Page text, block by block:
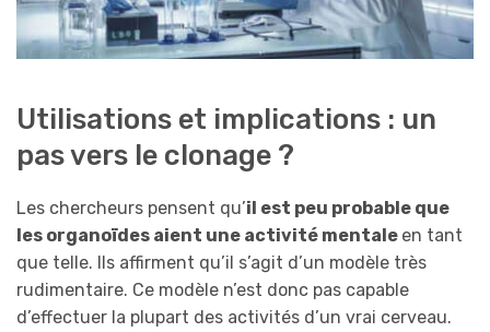
Utilisations et implications : un
pas vers le clonage ?
Les chercheurs pensent qu’il est peu probable que
les organoïdes aient une activité mentale en tant
que telle. Ils affirment qu’il s’agit d’un modèle très
rudimentaire. Ce modèle n’est donc pas capable
d’effectuer la plupart des activités d’un vrai cerveau.